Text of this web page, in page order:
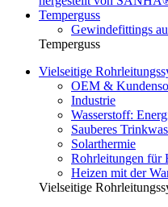
Temperguss
Gewindefittings
Temperguss
Vielseitige
OEM &
Industrie
Wasserstoff:
Sauberes
Solarthermie
Rohrleitungen für
Heizen mit der
Vielseitige